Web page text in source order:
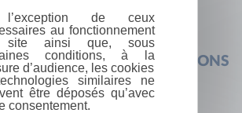
? FOIRE AUX QUESTIONS
de ceux
au fonctionnement
site ainsi que, sous
conditions, à la
d’audience, les cookies
similaires ne
être déposés qu’avec
consentement.